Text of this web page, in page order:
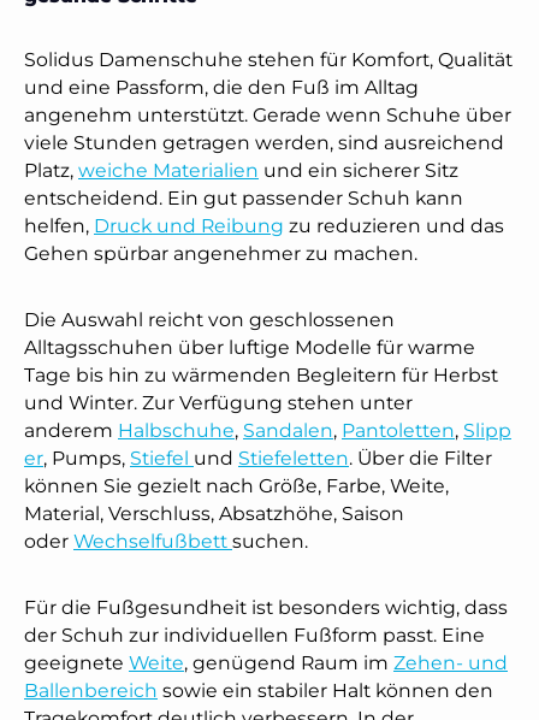
Solidus Damenschuhe stehen für Komfort, Qualität
und eine Passform, die den Fuß im Alltag
angenehm unterstützt. Gerade wenn Schuhe über
viele Stunden getragen werden, sind ausreichend
Platz, weiche Materialien und ein sicherer Sitz
entscheidend. Ein gut passender Schuh kann
helfen, Druck und Reibung zu reduzieren und das
Gehen spürbar angenehmer zu machen.
Die Auswahl reicht von geschlossenen
Alltagsschuhen über luftige Modelle für warme
Tage bis hin zu wärmenden Begleitern für Herbst
und Winter. Zur Verfügung stehen unter
anderem Halbschuhe, Sandalen, Pantoletten, Slipp
er, Pumps, Stiefel und Stiefeletten. Über die Filter
können Sie gezielt nach Größe, Farbe, Weite,
Material, Verschluss, Absatzhöhe, Saison
oder Wechselfußbett suchen.
Für die Fußgesundheit ist besonders wichtig, dass
der Schuh zur individuellen Fußform passt. Eine
geeignete Weite, genügend Raum im Zehen- und
Ballenbereich sowie ein stabiler Halt können den